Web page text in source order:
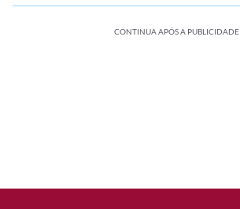
CONTINUA APÓS A PUBLICIDADE